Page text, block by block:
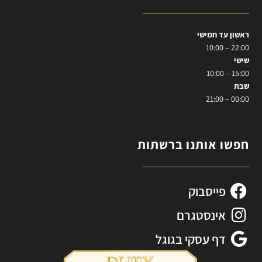
ראשון עד חמישי
22:00 – 10:00
שישי
15:00 – 10:00
שבת
00:00 – 21:00
חפשו אותנו ברשתות
פייסבוק
אינסטגרם
דף עסקי בגוגל